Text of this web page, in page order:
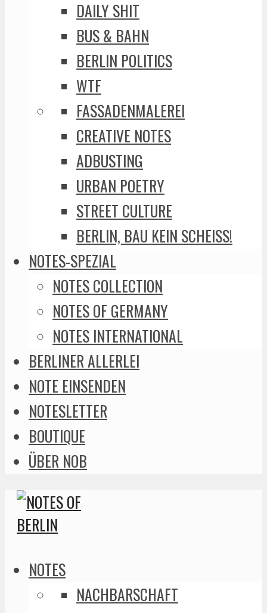
DAILY SHIT
BUS & BAHN
BERLIN POLITICS
WTF
FASSADENMALEREI
CREATIVE NOTES
ADBUSTING
URBAN POETRY
STREET CULTURE
BERLIN, BAU KEIN SCHEISS!
NOTES-SPEZIAL
NOTES COLLECTION
NOTES OF GERMANY
NOTES INTERNATIONAL
BERLINER ALLERLEI
NOTE EINSENDEN
NOTESLETTER
BOUTIQUE
ÜBER NOB
NOTES
NACHBARSCHAFT